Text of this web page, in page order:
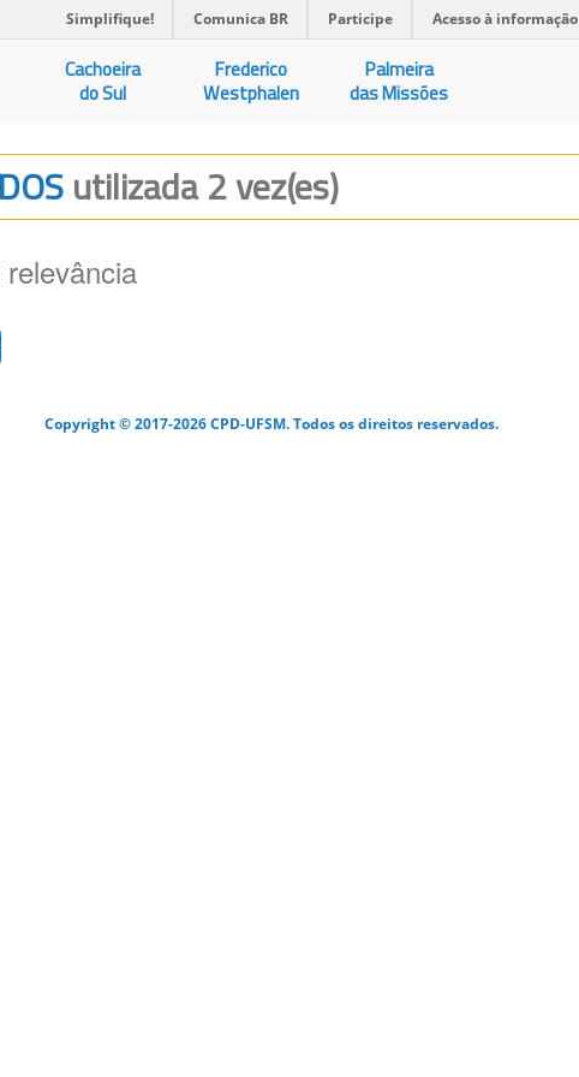
Simplifique! Comunica BR Participe Acesso à informação
Cachoeira
do Sul
Frederico
Westphalen
Palmeira
das Missões
utilizada 2 vez(es)
Copyright © 2017-2026 CPD-UFSM. Todos os direitos reservados.